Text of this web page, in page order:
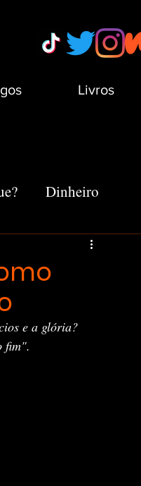
Livros
Dinheiro
Minha Vida
e a glória?
fim".